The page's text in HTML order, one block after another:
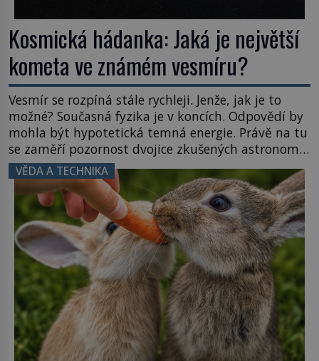
Kosmická hádanka: Jaká je největší
kometa ve známém vesmíru?
Vesmír se rozpíná stále rychleji. Jenže, jak je to
možné? Současná fyzika je v koncích. Odpovědí by
mohla být hypotetická temná energie. Právě na tu
se zaměří pozornost dvojice zkušených astronomů.
Namísto ní ale objeví něco mnohem
hmatatelnějšího. Naprosto rekordní kometu!
Astronomové Pedro Bernardinelli a Gary Bernstein
mravenčí prací zkoumají archivní snímky v rámci
Průzkumu temné energie […]
VĚDA A TECHNIKA